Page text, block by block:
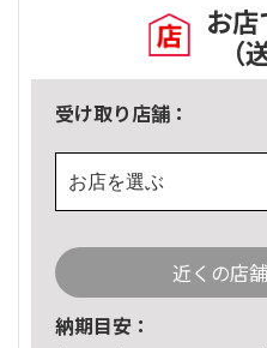
お
（
受け取り店舗：
お店を選ぶ
近くの店
納期目安：